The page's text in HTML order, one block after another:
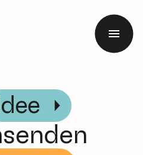
Idee